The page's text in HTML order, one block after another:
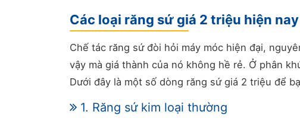
Các loại răng sứ giá 2 triệu hiện nay
Chế tác răng sứ đòi hỏi máy móc hiện đại,
vậy mà giá thành của nó không hề rẻ. Ở phân
Dưới đây là một số dòng răng sứ giá 2 triệu để
1. Răng sứ kim loại thường